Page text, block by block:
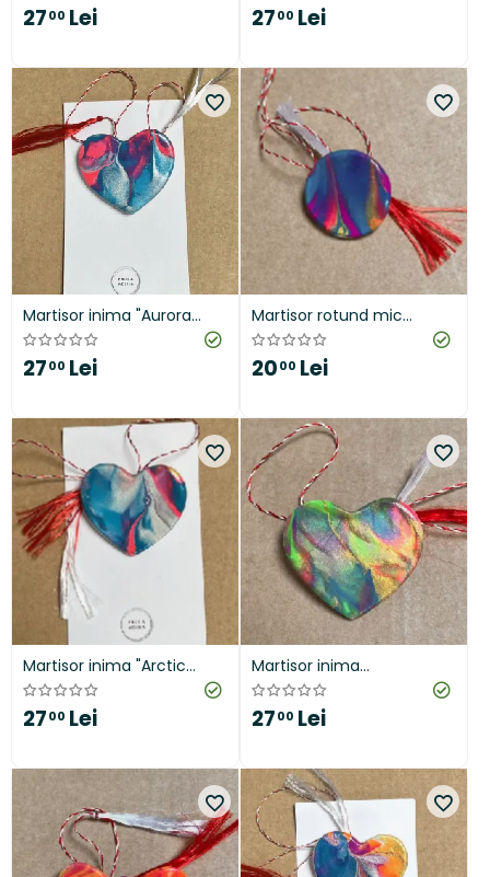
2700 Lei 2700 Lei
Martisor inima "Aurora
Dreams"
2700 Lei
Martisor rotund mic
"Borealis"
2000 Lei
Martisor inima "Arctic
Dream"
2700 Lei
Martisor inima
"Shimmering"
2700 Lei